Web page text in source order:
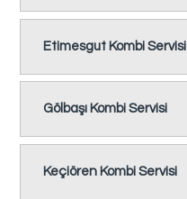
Etimesgut Kombi Servisi
Gölbaşı Kombi Servisi
Keçiören Kombi Servisi